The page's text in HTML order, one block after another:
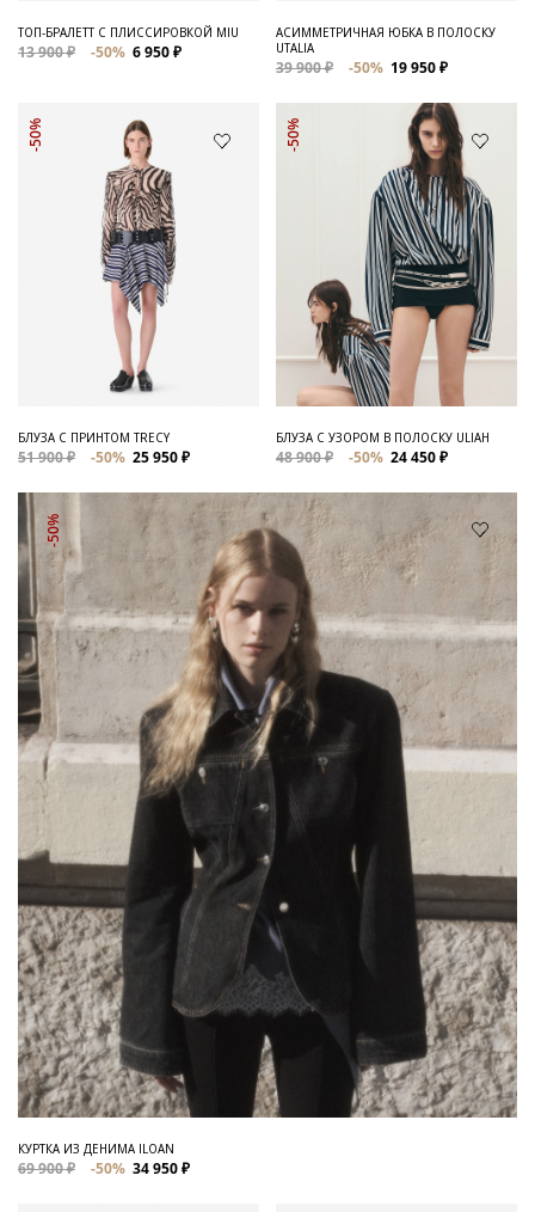
ТОП-БРАЛЕТТ С ПЛИССИРОВКОЙ MIU
13 900 ₽ -50% 6 950 ₽
АСИММЕТРИЧНАЯ ЮБКА В ПОЛОСКУ
UTALIA
39 900 ₽ -50% 19 950 ₽
-50%
БЛУЗА С ПРИНТОМ TRECY
51 900 ₽ -50% 25 950 ₽
-50%
БЛУЗА С УЗОРОМ В ПОЛОСКУ ULIAH
48 900 ₽ -50% 24 450 ₽
-50%
КУРТКА ИЗ ДЕНИМА ILOAN
69 900 ₽ -50% 34 950 ₽